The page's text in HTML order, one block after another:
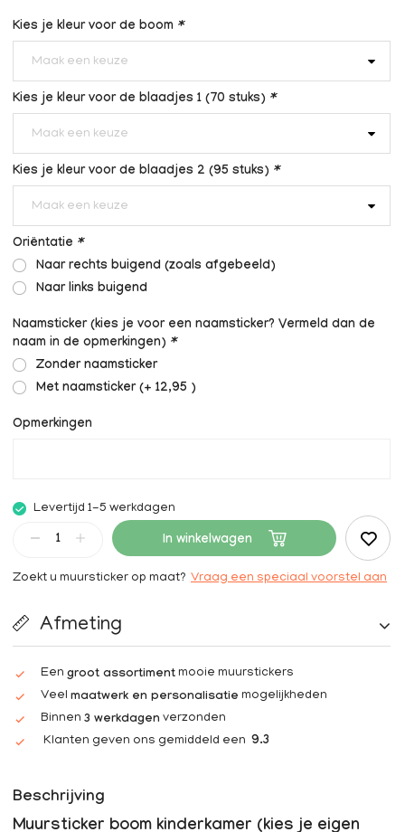
Kies je kleur voor de boom *
Maak een keuze
Kies je kleur voor de blaadjes 1 (70 stuks) *
Maak een keuze
Kies je kleur voor de blaadjes 2 (95 stuks) *
Maak een keuze
Oriëntatie *
Naar rechts buigend (zoals afgebeeld)
Naar links buigend
Naamsticker (kies je voor een naamsticker? Vermeld dan de
naam in de opmerkingen) *
Zonder naamsticker
Met naamsticker (+ 12,95 )
Opmerkingen
Levertijd 1-5 werkdagen
In winkelwagen
Zoekt u muursticker op maat? Vraag een speciaal voorstel aan
Afmeting
Een groot assortiment mooie muurstickers
Veel maatwerk en personalisatie mogelijkheden
Binnen 3 werkdagen verzonden
Klanten geven ons gemiddeld een 9.3
Beschrijving
Muursticker boom kinderkamer (kies je eigen